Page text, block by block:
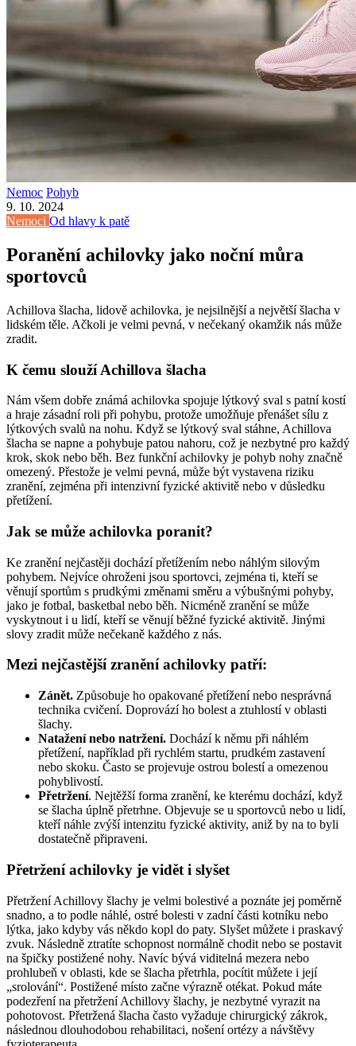
Nemoc Pohyb
9. 10. 2024
Nemoci Od hlavy k patě
Poranění achilovky jako noční můra
sportovců
Achillova šlacha, lidově achilovka, je nejsilnější a největší šlacha v
lidském těle. Ačkoli je velmi pevná, v nečekaný okamžik nás může
zradit.
K čemu slouží Achillova šlacha
Nám všem dobře známá achilovka spojuje lýtkový sval s patní kostí
a hraje zásadní roli při pohybu, protože umožňuje přenášet sílu z
lýtkových svalů na nohu. Když se lýtkový sval stáhne, Achillova
šlacha se napne a pohybuje patou nahoru, což je nezbytné pro každý
krok, skok nebo běh. Bez funkční achilovky je pohyb nohy značně
omezený. Přestože je velmi pevná, může být vystavena riziku
zranění, zejména při intenzivní fyzické aktivitě nebo v důsledku
přetížení.
Jak se může achilovka poranit?
Ke zranění nejčastěji dochází přetížením nebo náhlým silovým
pohybem. Nejvíce ohroženi jsou sportovci, zejména ti, kteří se
věnují sportům s prudkými změnami směru a výbušnými pohyby,
jako je fotbal, basketbal nebo běh. Nicméně zranění se může
vyskytnout i u lidí, kteří se věnují běžné fyzické aktivitě. Jinými
slovy zradit může nečekaně každého z nás.
Mezi nejčastější zranění achilovky patří:
Zánět. Způsobuje ho opakované přetížení nebo nesprávná
technika cvičení. Doprovází ho bolest a ztuhlostí v oblasti
šlachy.
Natažení nebo natržení. Dochází k němu při náhlém
přetížení, například při rychlém startu, prudkém zastavení
nebo skoku. Často se projevuje ostrou bolestí a omezenou
pohyblivostí.
Přetržení. Nejtěžší forma zranění, ke kterému dochází, když
se šlacha úplně přetrhne. Objevuje se u sportovců nebo u lidí,
kteří náhle zvýší intenzitu fyzické aktivity, aniž by na to byli
dostatečně připraveni.
Přetržení achilovky je vidět i slyšet
Přetržení Achillovy šlachy je velmi bolestivé a poznáte jej poměrně
snadno, a to podle náhlé, ostré bolesti v zadní části kotníku nebo
lýtka, jako kdyby vás někdo kopl do paty. Slyšet můžete i praskavý
zvuk. Následně ztratíte schopnost normálně chodit nebo se postavit
na špičky postižené nohy. Navíc bývá viditelná mezera nebo
prohlubeň v oblasti, kde se šlacha přetrhla, pocítit můžete i její
„srolování“. Postižené místo začne výrazně otékat. Pokud máte
podezření na přetržení Achillovy šlachy, je nezbytné vyrazit na
pohotovost. Přetržená šlacha často vyžaduje chirurgický zákrok,
následnou dlouhodobou rehabilitaci, nošení ortézy a návštěvy